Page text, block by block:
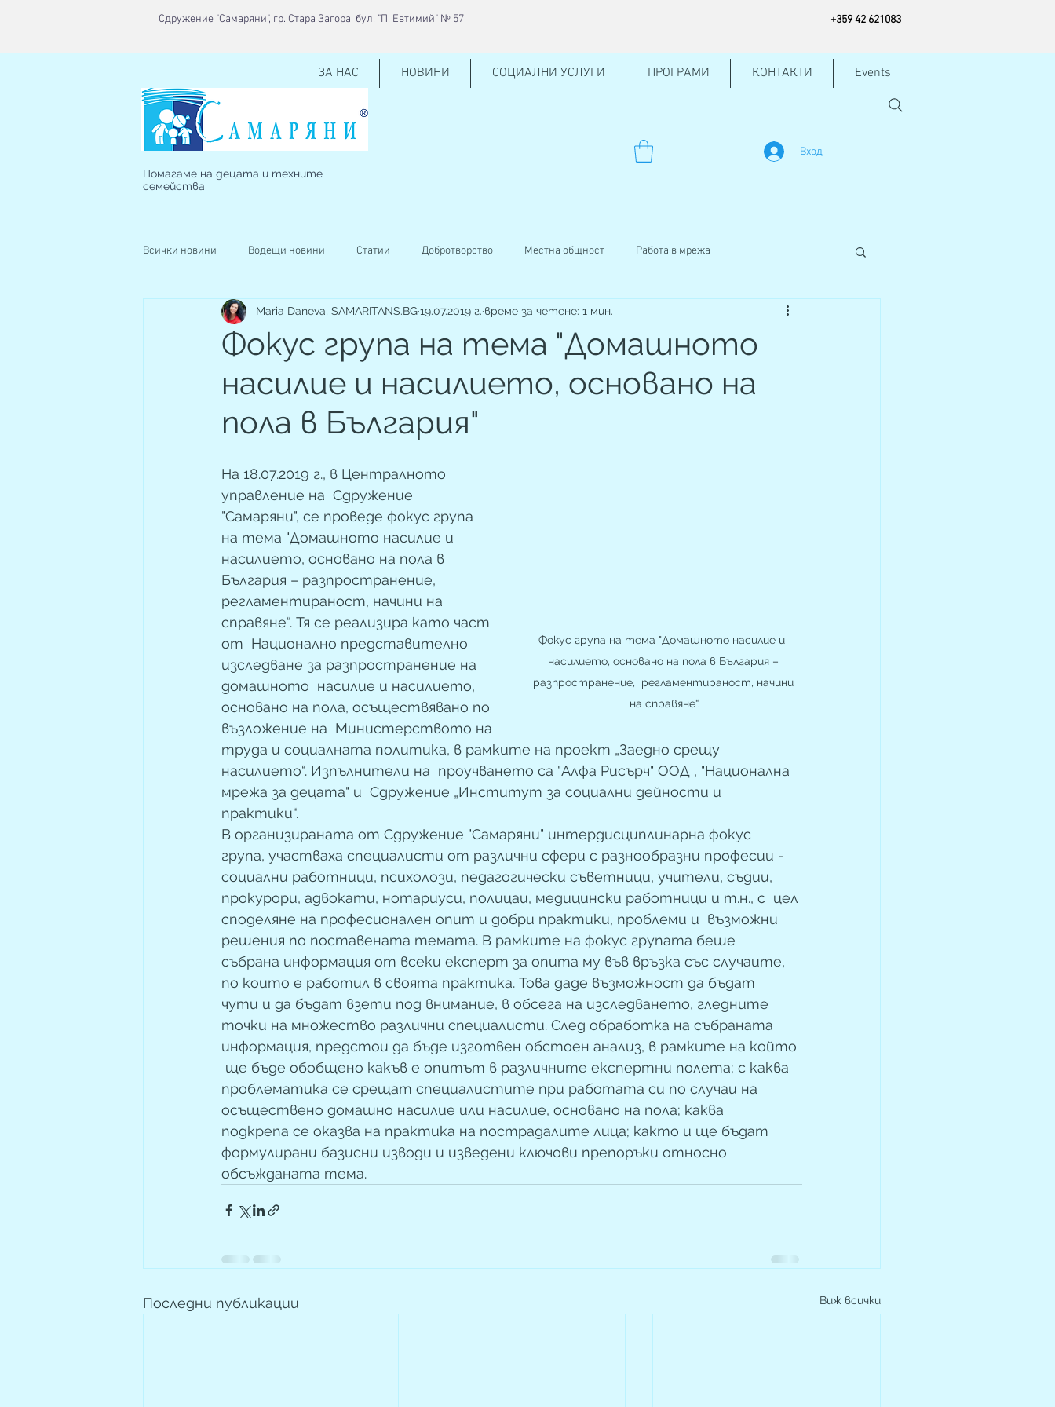
Сдружение "Самаряни", гр. Стара Загора, бул. "П. Евтимий" № 57 +359 42 621083
ЗА НАС НОВИНИ СОЦИАЛНИ УСЛУГИ ПРОГРАМИ КОНТАКТИ Events
Вход
Помагаме на децата и техните
семейства
Всички новини Водещи новини Статии Добротворство Местна общност Работа в мрежа
Наблюдавано жилище Кризисен център КСО Внучено на баба Кръводаряване
Фокус група на тема "Домашното
насилие и насилието, основано на
пола в България"
Maria Daneva, SAMARITANS.BG19.07.2019 г. време за четене: 1 мин.
Фокус група на тема "Домашното насилие и
насилието, основано на пола в България –
разпространение,  регламентираност, начини
на справяне“.
На 18.07.2019 г., в Централното
управление на  Сдружение
"Самаряни", се проведе фокус група
на тема "Домашното насилие и
насилието, основано на пола в
България – разпространение,
регламентираност, начини на
справяне“. Тя се реализира като част
от  Национално представително
изследване за разпространение на
домашното  насилие и насилието,
основано на пола, осъществявано по
възложение на  Министерството на
труда и социалната политика, в рамките на проект „Заедно срещу
насилието“. Изпълнители на  проучването са "Алфа Рисърч" ООД , "Национална
мрежа за децата" и  Сдружение „Институт за социални дейности и
практики“.
В организираната от Сдружение "Самаряни" интердисциплинарна фокус
група, участваха специалисти от различни сфери с разнообразни професии -
социални работници, психолози, педагогически съветници, учители, съдии,
прокурори, адвокати, нотариуси, полицаи, медицински работници и т.н., с  цел
споделяне на професионален опит и добри практики, проблеми и  възможни
решения по поставената темата. В рамките на фокус групата беше
събрана информация от всеки експерт за опита му във връзка със случаите,
по които е работил в своята практика. Това даде възможност да бъдат
чути и да бъдат взети под внимание, в обсега на изследването, гледните
точки на множество различни специалисти. След обработка на събраната
информация, предстои да бъде изготвен обстоен анализ, в рамките на който
ще бъде обобщено какъв е опитът в различните експертни полета; с каква
проблематика се срещат специалистите при работата си по случаи на
осъществено домашно насилие или насилие, основано на пола; каква
подкрепа се оказва на практика на пострадалите лица; както и ще бъдат
формулирани базисни изводи и изведени ключови препоръки относно
обсъжданата тема.
Последни публикации Виж всички